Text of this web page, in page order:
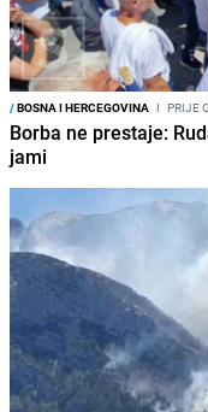
/BOSNA I HERCEGOVINA I PRIJE
Borba ne prestaje:
jami